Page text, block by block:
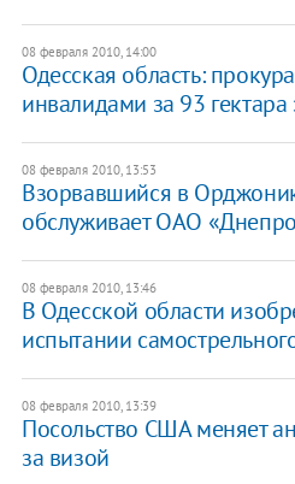
08 февраля 2010, 14:00
Одесская область:
инвалидами за 93 гектара
08 февраля 2010, 13:53
Взорвавшийся в
обслуживает ОАО
08 февраля 2010, 13:46
В Одесской области
испытании
08 февраля 2010, 13:39
Посольство США меняет
за визой